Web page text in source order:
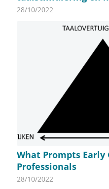
28/10/2022
What Prompts Early
Professionals
28/10/2022